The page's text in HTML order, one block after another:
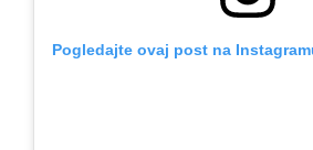
Pogledajte ovaj post na